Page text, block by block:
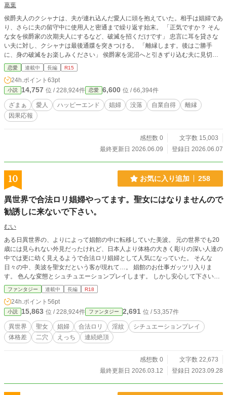
葛葉
侯爵夫人のクシャナは、夫が連れ込んだ愛人に頭を抱えていた。相手は娼婦であ
り、さらに夫の留守中に使用人と密通まで繰り返す始末。 「正気ですか？ そん
な女を侯爵家の次期夫人にするなど、破滅を招くだけです」 忠言に耳を貸さな
い夫に対し、クシャナは最後通牒を突きつける。 「離縁します。後はご勝手
に、身の破滅をお楽しみください」 侯爵家を泥沼へと引きずり込む夫に見切り
をつけ、クシャナは静かな逆襲を開始する。
恋愛 連載中 長編 R15
24h.ポイント 63pt
小説 14,757 位 / 228,924件 恋愛 6,600 位 / 66,394件
ざまぁ 愛人 ハッピーエンド 娼婦 没落 自業自得
離縁
因果応報
感想数 0
文字数 15,003
最終更新日 2026.06.09
登録日 2026.06.07
10 お気に入り追加 258
異世界で合法ロリ娼婦やってます。聖女にはなりませんので
勧誘しに来ないで下さい。
むい
ある日異世界の、よりによって娼館の中に転移していた美波。 元の世界でも20
歳には見られない外見だったけれど、日本人より体格の大きく彫りの深い人達の
中では更に幼く見えるようで合法ロリ娼婦として人気になっていた。 そんな
日々の中、美波を聖女だという客が現れて…。 娼館のお仕事ガッツリ入りま
す。 色んな変態とシュチュエーションプレイします。 しかし安心して下さい。
自ら望んだ仕事のうえ異世界顔面偏差値が日本人基準で高く主人公的に客は全員
イケメンなので主人公に悲壮感はありません。
ファンタジー 連載中 長編 R18
24h.ポイント 56pt
小説 15,863 位 / 228,924件 ファンタジー 2,691 位 / 53,357件
異世界 聖女 娼婦 合法ロリ 淫紋
シチュエーションプレイ
体格差
二穴 えっち 連続絶頂
感想数 0
文字数 22,673
最終更新日 2026.03.12
登録日 2023.09.28